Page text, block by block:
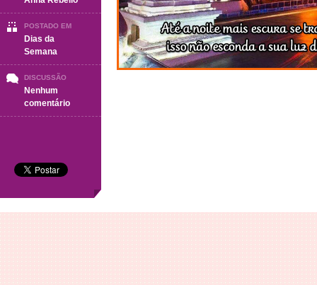
POSTADO EM
Dias da
Semana
DISCUSSÃO
Nenhum
comentárioem
Boa